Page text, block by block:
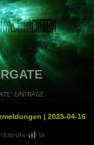
EINTRÄGE
| 2025-04-16
Uhr 58